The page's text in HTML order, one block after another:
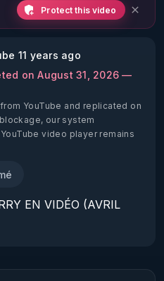
Protect this video
11 years ago
on August 31, 2026 —
YouTube and replicated on
our system
video player remains
EN VIDÉO (AVRIL